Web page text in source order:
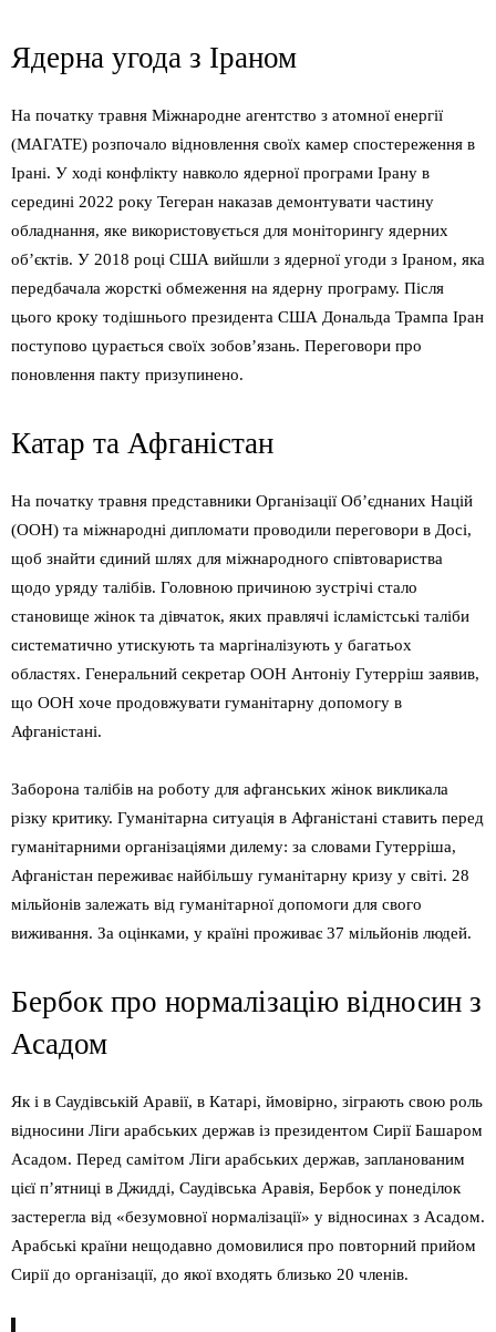
Ядерна угода з Іраном
На початку травня Міжнародне агентство з атомної енергії
(МАГАТЕ) розпочало відновлення своїх камер спостереження в
Ірані. У ході конфлікту навколо ядерної програми Ірану в
середині 2022 року Тегеран наказав демонтувати частину
обладнання, яке використовується для моніторингу ядерних
об’єктів. У 2018 році США вийшли з ядерної угоди з Іраном, яка
передбачала жорсткі обмеження на ядерну програму. Після
цього кроку тодішнього президента США Дональда Трампа Іран
поступово цурається своїх зобов’язань. Переговори про
поновлення пакту призупинено.
Катар та Афганістан
На початку травня представники Організації Об’єднаних Націй
(ООН) та міжнародні дипломати проводили переговори в Досі,
щоб знайти єдиний шлях для міжнародного співтовариства
щодо уряду талібів. Головною причиною зустрічі стало
становище жінок та дівчаток, яких правлячі ісламістські таліби
систематично утискують та маргіналізують у багатьох
областях. Генеральний секретар ООН Антоніу Гутерріш заявив,
що ООН хоче продовжувати гуманітарну допомогу в
Афганістані.
Заборона талібів на роботу для афганських жінок викликала
різку критику. Гуманітарна ситуація в Афганістані ставить перед
гуманітарними організаціями дилему: за словами Гутерріша,
Афганістан переживає найбільшу гуманітарну кризу у світі. 28
мільйонів залежать від гуманітарної допомоги для свого
виживання. За оцінками, у країні проживає 37 мільйонів людей.
Бербок про нормалізацію відносин з
Асадом
Як і в Саудівській Аравії, в Катарі, ймовірно, зіграють свою роль
відносини Ліги арабських держав із президентом Сирії Башаром
Асадом. Перед самітом Ліги арабських держав, запланованим
цієї п’ятниці в Джидді, Саудівська Аравія, Бербок у понеділок
застерегла від «безумовної нормалізації» у відносинах з Асадом.
Арабські країни нещодавно домовилися про повторний прийом
Сирії до організації, до якої входять близько 20 членів.